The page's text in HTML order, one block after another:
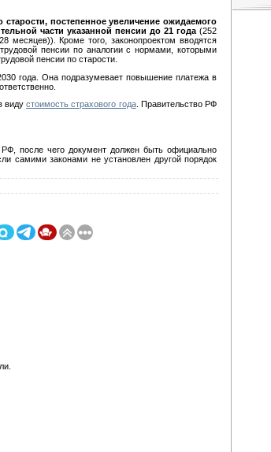
постепенное увеличение ожидаемого
части указанной пенсии до 21 года (252
Кроме того, законопроектом вводятся
пенсии по аналогии с нормами, которыми
пенсии по старости.
года. Она подразумевает повышение платежа в
видустоимость страхового года. Правительство РФ
после чего документ должен быть официально
самими законами не установлен другой порядок